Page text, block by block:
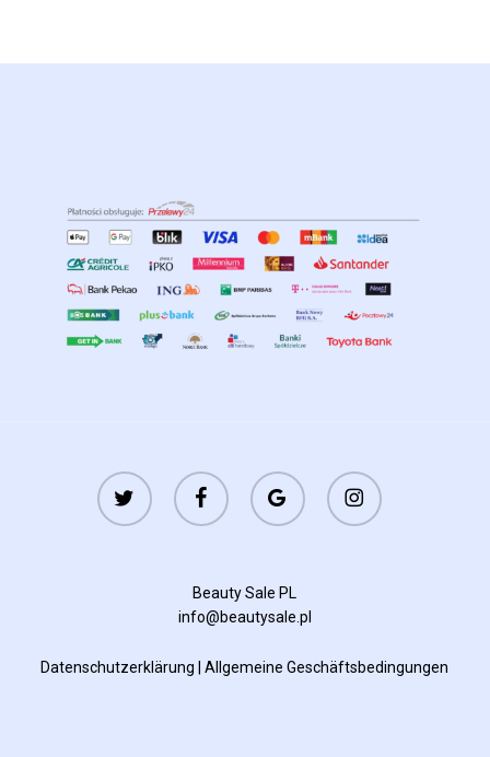
twitter facebook
google-
plus
instagram
Beauty Sale PL
info@beautysale.pl
Datenschutzerklärung |Allgemeine Geschäftsbedingungen